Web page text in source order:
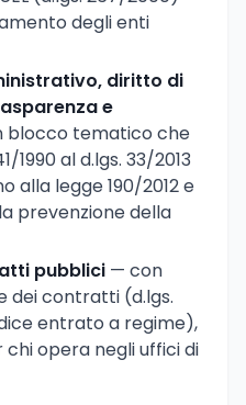
degli enti
diritto di
e
blocco tematico che
1990 al d.lgs. 33/2013
alla legge 190/2012 e
prevenzione della
pubblici — con
dei contratti (d.lgs.
entrato a regime),
opera negli uffici di